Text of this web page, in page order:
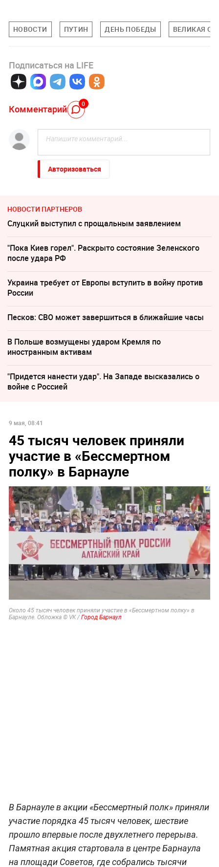
НОВОСТИ ПУТИН ДЕНЬ ПОБЕДЫ ВЕЛИКАЯ
Подписаться на LIFE
Комментарий 0
Авторизоваться
НОВОСТИ ПАРТНЕРОВ
Слуцкий выступил с прощальным заявлением
"Пока Киев горел". Раскрыто состояние Зеленского
после удара РФ
Украина требует от Европы вступить в войну против
России
Песков: СВО может завершиться в ближайшие часы
В Польше возмущены ударом Кремля по
иностранным активам
"Придется нанести удар". На Западе высказались о
войне с Россией
9 мая, 08:41
45 тысяч человек приняли
участие в «Бессмертном
полку» в Барнауле
Около 45 тысяч человек приняли участие в «Бессмертном полку» в
Барнауле. Обложка © VK /Город Барнаул
В Барнауле в акции «Бессмертный полк» приняли
участие порядка 45 тысяч человек, шествие
прошло впервые после двухлетнего перерыва.
Памятная акция стартовала в центре Барнаула
на площади Советов, где собрались тысячи